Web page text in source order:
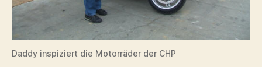
Daddy inspiziert die Motorräder der CHP